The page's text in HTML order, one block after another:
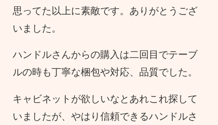
思ってた以上に素敵です。ありがとうござ
いました。
ハンドルさんからの購入は二回目でテーブ
ルの時も丁寧な梱包や対応、品質でした。
キャビネットが欲しいなとあれこれ探して
いましたが、やはり信頼できるハンドルさ